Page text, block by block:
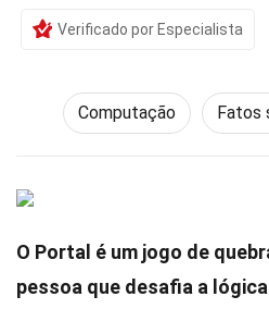
Verificado por Especialista
Computação Fatos
O Portal é um jogo de
pessoa que desafia a